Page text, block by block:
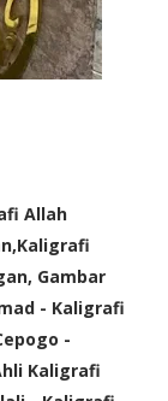
Allah
Gambar
- Kaligrafi
-
Kaligrafi